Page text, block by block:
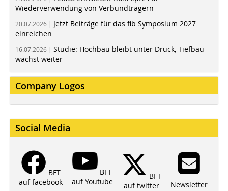
Wiederverwendung von Verbundträgern
20.07.2026 | Jetzt Beiträge für das fib Symposium 2027
einreichen
16.07.2026 | Studie: Hochbau bleibt unter Druck, Tiefbau
wächst weiter
Company Logos
Social Media
BFT
auf facebook
BFT
auf Youtube
BFT
auf twitter
Newsletter